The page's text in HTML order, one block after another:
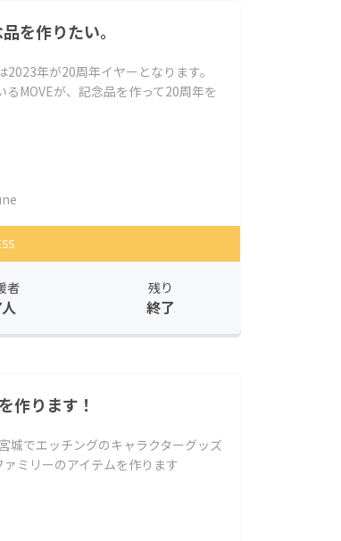
を作りたい。
年が20周年イヤーとなります。
MOVEが、記念品を作って20周年を
者 残り
終了
作ります！
城でエッチングのキャラクターグッズ
ミリーのアイテムを作ります